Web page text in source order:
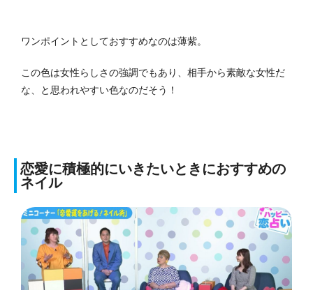
ワンポイントとしておすすめなのは薄紫。
この色は女性らしさの強調でもあり、相手から素敵な女性だ
な、と思われやすい色なのだそう！
恋愛に積極的にいきたいときにおすすめの
ネイル